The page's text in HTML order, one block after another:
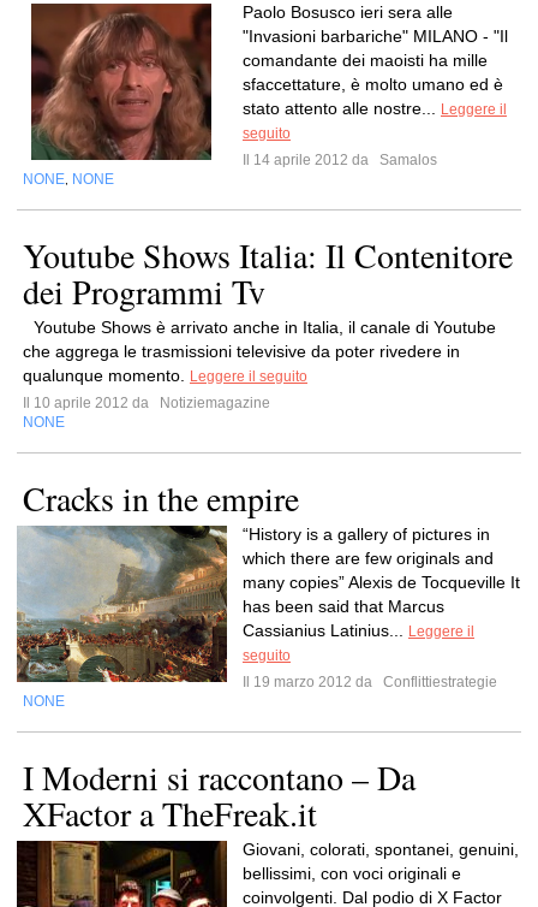
Paolo Bosusco ieri sera alle
"Invasioni barbariche" MILANO - "Il
comandante dei maoisti ha mille
sfaccettature, è molto umano ed è
stato attento alle nostre...
Leggere il
seguito
Il 14 aprile 2012 da
Samalos
NONE NONE
Youtube Shows Italia: Il Contenitore
dei Programmi Tv
Youtube Shows è arrivato anche in Italia, il canale di Youtube
che aggrega le trasmissioni televisive da poter rivedere in
qualunque momento.
Leggere il seguito
Il 10 aprile 2012 da
Notiziemagazine
NONE
Cracks in the empire
“History is a gallery of pictures in
which there are few originals and
many copies” Alexis de Tocqueville It
has been said that Marcus
Cassianius Latinius...
Leggere il
seguito
Il 19 marzo 2012 da
Conflittiestrategie
NONE
I Moderni si raccontano – Da
XFactor a TheFreak.it
Giovani, colorati, spontanei, genuini,
bellissimi, con voci originali e
coinvolgenti. Dal podio di X Factor